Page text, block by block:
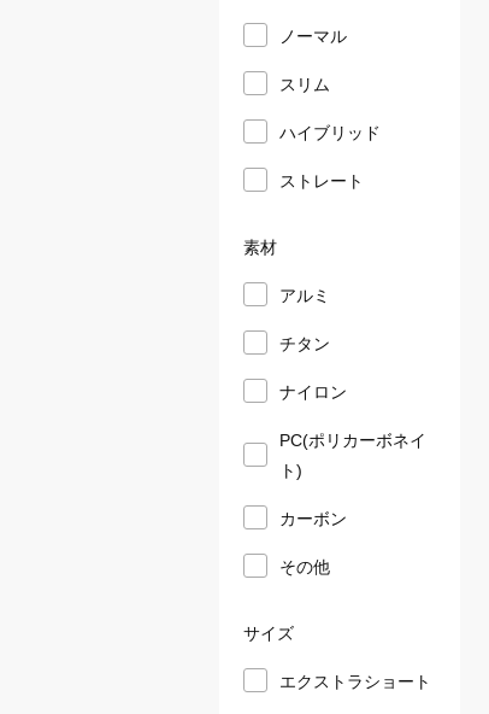
ノーマル
スリム
ハイブリッド
ストレート
素材
アルミ
チタン
ナイロン
PC(ポリカーボネイ
ト)
カーボン
その他
サイズ
エクストラショート